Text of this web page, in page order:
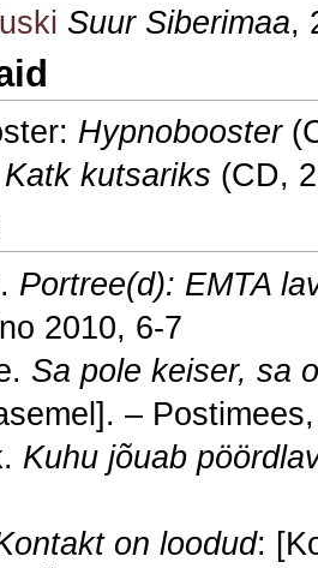
Suur Siberimaa,
Hypnobooster
Katk kutsariks (CD,
Portree(d): EMTA
2010, 6-7
Sa pole keiser, sa
–
Kuhu jõuab
on loodud: